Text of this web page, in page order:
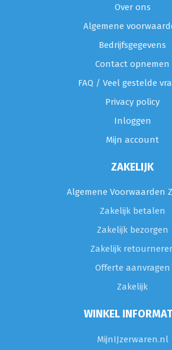
Over ons
Algemene
Bedrijfsgegevens
Contact opnemen
FAQ / Veel gestelde
Privacy policy
Inloggen
Mijn account
ZAKELIJK
Algemene Voorwaarden
Zakelijk betalen
Zakelijk bezorgen
Zakelijk
Offerte aanvragen
Zakelijk
WINKEL
MijnIJzerwaren.nl